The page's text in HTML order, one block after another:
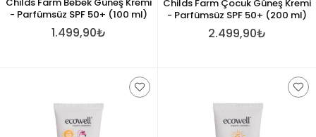
- Parfümsüz SPF 50+ (100 ml)
1.499,90₺
Childs Farm Çocuk Güneş Kremi
- Parfümsüz SPF 50+ (200 ml)
2.499,90₺